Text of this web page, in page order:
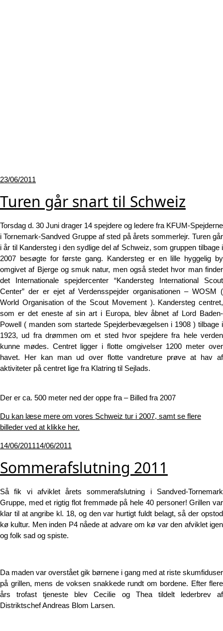
Udgivet
23/06/2011
Turen går snart til Schweiz
Torsdag d. 30 Juni drager 14 spejdere og ledere fra KFUM-Spejderne
i Tornemark-Sandved Gruppe af sted på årets sommerlejr. Turen går
i år til Kandersteg i den sydlige del af Schweiz, som gruppen tilbage i
2007 besøgte for første gang. Kandersteg er en lille hyggelig by
omgivet af Bjerge og smuk natur, men også stedet hvor man finder
det Internationale spejdercenter “Kandersteg International Scout
Center” der er ejet af Verdensspejder organisationen – WOSM (
World Organisation of the Scout Movement ). Kandersteg centret,
som er det eneste af sin art i Europa, blev åbnet af Lord Baden-
Powell ( manden som startede Spejderbevægelsen i 1908 ) tilbage i
1923, ud fra drømmen om et sted hvor spejdere fra hele verden
kunne mødes. Centret ligger i flotte omgivelser 1200 meter over
havet. Her kan man ud over flotte vandreture prøve at hav af
aktiviteter på centret lige fra Klatring til Sejlads.
Der er ca. 500 meter ned der oppe fra – Billed fra 2007
Du kan læse mere om vores Schweiz tur i 2007, samt se flere
billeder ved at klikke her.
Udgivet
14/06/201114/06/2011
Sommerafslutning 2011
Så fik vi afviklet årets sommerafslutning i Sandved-Tornemark
Gruppe, med et rigtig flot fremmøde på hele 40 personer! Grillen var
klar til at angribe kl. 18, og den var hurtigt fuldt belagt, så der opstod
kø kultur. Men inden P4 nåede at advare om kø var den afviklet igen
og folk sad og spiste.
Da maden var overstået gik børnene i gang med at riste skumfiduser
på grillen, mens de voksen snakkede rundt om bordene. Efter flere
års trofast tjeneste blev Cecilie og Thea tildelt lederbrev af
Distriktschef Andreas Blom Larsen.